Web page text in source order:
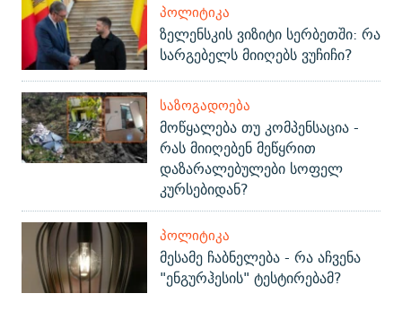
ᲞᲝᲚᲘᲢᲘᲙᲐ
ზელენსკის ვიზიტი სერბეთში: რა
სარგებელს მიიღებს ვუჩიჩი?
ᲡᲐᲖᲝᲒᲐᲓᲝᲔᲑᲐ
მოწყალება თუ კომპენსაცია -
რას მიიღებენ მეწყრით
დაზარალებულები სოფელ
კურსებიდან?
ᲞᲝᲚᲘᲢᲘᲙᲐ
მესამე ჩაბნელება - რა აჩვენა
"ენგურჰესის" ტესტირებამ?